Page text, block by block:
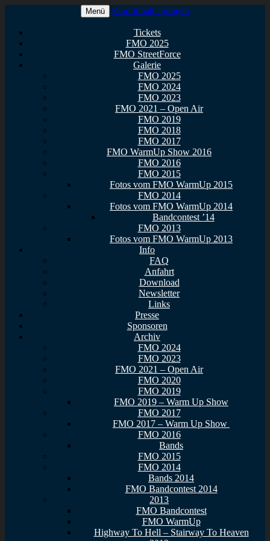
FullMetal Osthessen – 13. FMO
2026
Menü Zum Inhalt springen
Tickets
FMO 2025
FMO StreetForce
Galerie
FMO 2025
FMO 2024
FMO 2023
FMO 2021 – Open Air
FMO 2019
FMO 2018
FMO 2017
FMO WarmUp Show 2016
FMO 2016
FMO 2015
Fotos vom FMO WarmUp 2015
FMO 2014
Fotos vom FMO WarmUp 2014
Bandcontest ’14
FMO 2013
Fotos vom FMO WarmUp 2013
Info
FAQ
Anfahrt
Download
Newsletter
Links
Presse
Sponsoren
Archiv
FMO 2024
FMO 2023
FMO 2021 – Open Air
FMO 2020
FMO 2019
FMO 2019 – Warm Up Show
FMO 2017
FMO 2017 – Warm Up Show
FMO 2016
Bands
FMO 2015
FMO 2014
Bands 2014
FMO Bandcontest 2014
2013
FMO Bandcontest
FMO WarmUp
Highway To Hell – Stairway To Heaven